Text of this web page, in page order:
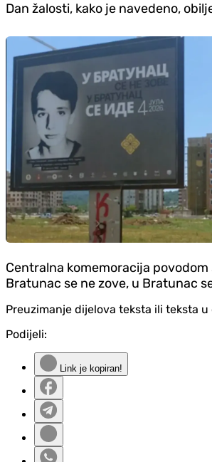
Dan žalosti, kako je navedeno,
Centralna komemoracija
Bratunac se ne zove, u Bratunac
Preuzimanje dijelova teksta ili teksta
Podijeli:
Link je kopiran!